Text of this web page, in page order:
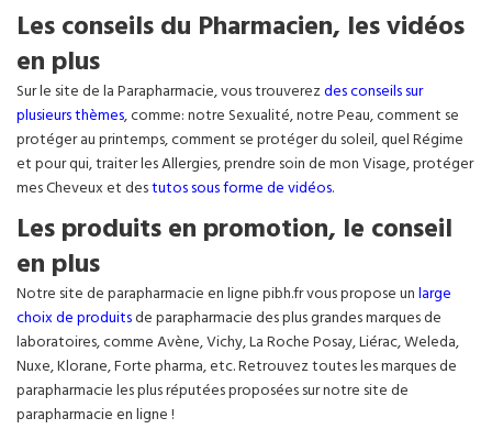
Les conseils du Pharmacien, les vidéos
en plus
Sur le site de la Parapharmacie, vous trouverezdes conseils sur
plusieurs thèmes, comme: notre Sexualité, notre Peau, comment se
protéger au printemps, comment se protéger du soleil, quel Régime
et pour qui, traiter les Allergies, prendre soin de mon Visage, protéger
mes Cheveux et destutos sous forme de vidéos.
Les produits en promotion, le conseil
en plus
Notre site de parapharmacie en ligne pibh.fr vous propose unlarge
choix de produitsde parapharmacie des plus grandes marques de
laboratoires, comme Avène, Vichy, La Roche Posay, Liérac, Weleda,
Nuxe, Klorane, Forte pharma, etc. Retrouvez toutes les marques de
parapharmacie les plus réputées proposées sur notre site de
parapharmacie en ligne !